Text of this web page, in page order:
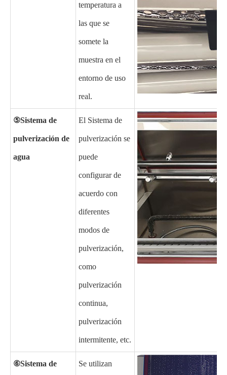
temperatura a
las que se
somete la
muestra en el
entorno de uso
real.
⑤Sistema de
pulverización de
agua
El Sistema de
pulverización se
puede
configurar de
acuerdo con
diferentes
modos de
pulverización,
como
pulverización
continua,
pulverización
intermitente, etc.
⑥Sistema de Se utilizan